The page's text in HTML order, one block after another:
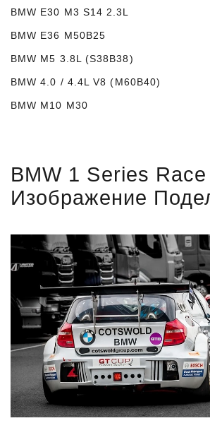
BMW E30 M3 S14 2.3L
BMW E36 M50B25
BMW M5 3.8L (S38B38)
BMW 4.0 / 4.4L V8 (M60B40)
BMW M10 M30
BMW 1 Series
Изображение